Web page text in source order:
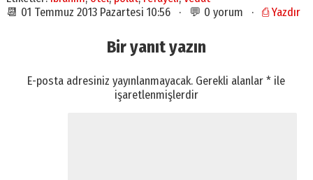
📆 01 Temmuz 2013 Pazartesi 10:56 · 💬 0 yorum · ⎙ Yazdır
Bir yanıt yazın
E-posta adresiniz yayınlanmayacak. Gerekli alanlar* ile
işaretlenmişlerdir